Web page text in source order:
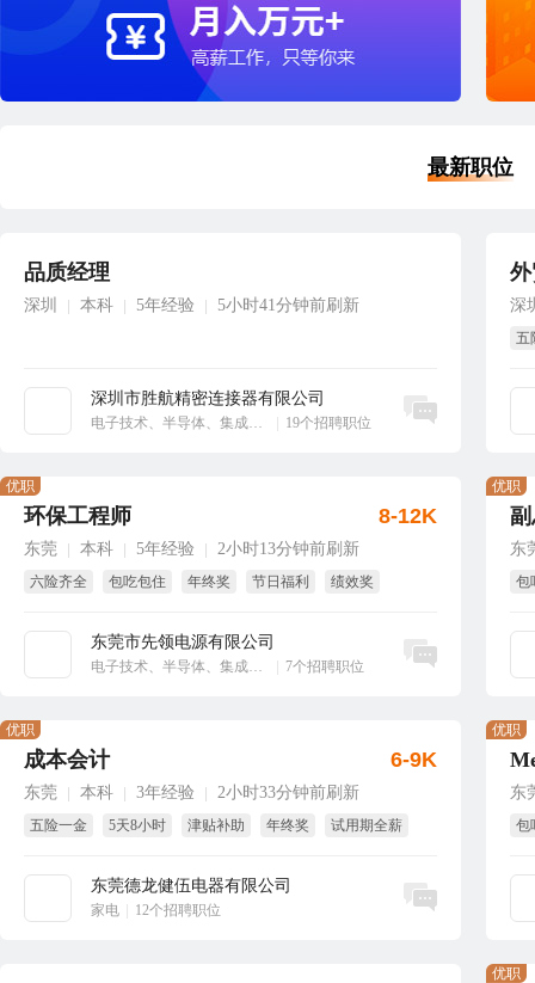
最新职位
品质经理
深圳 本科 5年经验 5小时41分钟前刷新
深圳市胜航精密连接器有限公司
电子技术、半导体、集成电路 19个招聘职位
立即沟通
深
五
环保工程师
东莞 本科 5年经验 2小时13分钟前刷新
六险齐全 包吃包住 年终奖 节日福利
绩效奖
东莞市先领电源有限公司
电子技术、半导体、集成电路 7个招聘职位
优职
8-12K
立即沟通
东
包
优职
成本会计
东莞 本科 3年经验 2小时33分钟前刷新
五险一金 5天8小时 津贴补助 年终奖
试用期全薪
东莞德龙健伍电器有限公司
家电 12个招聘职位
优职
6-9K
立即沟通
东
包
优职
优职